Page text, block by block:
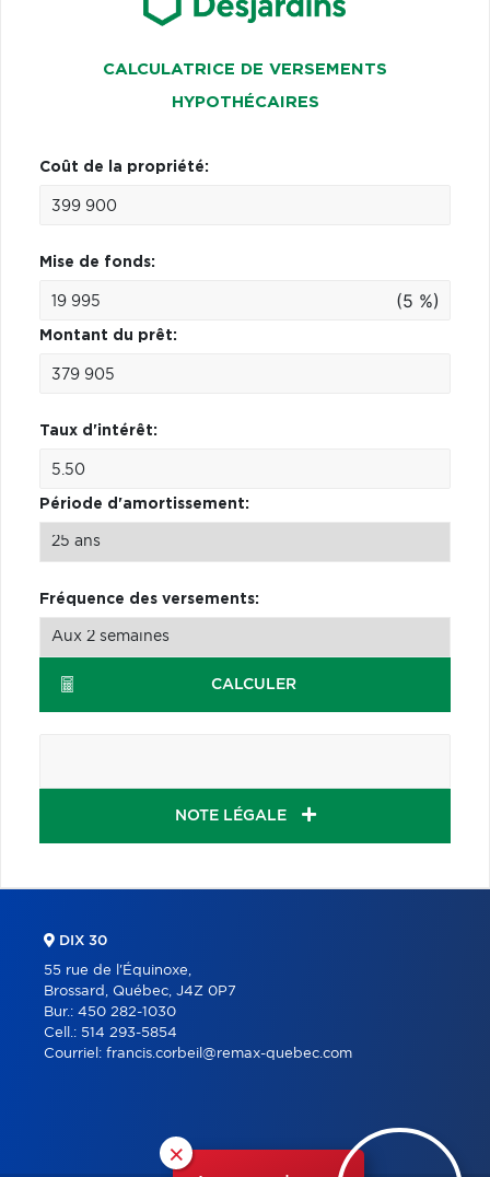
CALCULATRICE DE VERSEMENTS
HYPOTHÉCAIRES
Coût de la propriété:
Mise de fonds:
(5 %)
Montant du prêt:
Taux d'intérêt:
Période d'amortissement:
Fréquence des versements:
CALCULER
NOTE LÉGALE
×
DIX 30
55 rue de l'Équinoxe,
Brossard, Québec, J4Z 0P7
Bur.: 450 282-1030
Cell.: 514 293-5854
Courriel: francis.corbeil@remax-quebec.com